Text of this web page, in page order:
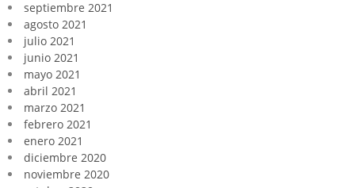
septiembre 2021
agosto 2021
julio 2021
junio 2021
mayo 2021
abril 2021
marzo 2021
febrero 2021
enero 2021
diciembre 2020
noviembre 2020